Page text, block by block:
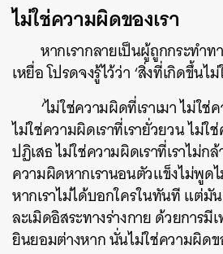
ไม่ใช่ความผิดของเรา
หากเรากลายเป็นผู้ถูกกระทำ
เหยื่อ โปรดจงรู้ไว้ว่า ‘สิ่งที่เกิดขึ้นไ
‘ไม่ใช่ความผิดที่เราเมา ไม่ใ
ไม่ใช่ความผิดเราที่เรายั่วยวน ไม่ใ
ปฏิเสธ ไม่ใช่ความผิดเราที่เราไม่ก
ความผิดหากเรานอนตัวแข็งไม่พูด
หากเราไม่ได้บอกใครในทันที แต่
ละเมิดอิสระทางร่างกาย ด้วยการมี
ยินยอมต่างหาก นั่นไม่ใช่ความผิดข